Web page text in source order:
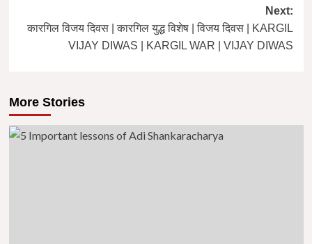
Next:
कारगिल विजय दिवस | कारगिल युद्ध विशेष | विजय दिवस | KARGIL
VIJAY DIWAS | KARGIL WAR | VIJAY DIWAS
More Stories